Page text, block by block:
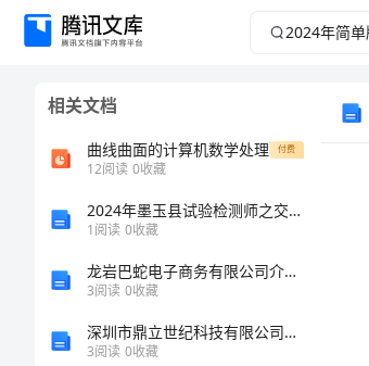
2024
相关文档
曲线曲面的计算机数学处理 付费
12阅读 0收藏
2024年墨玉县试验检测师之交通工程考试题库精品【有一套】
1阅读 0收藏
龙岩巴蛇电子商务有限公司介绍企业发展分析报告
3阅读 0收藏
深圳市鼎立世纪科技有限公司介绍企业发展分析报告
3阅读 0收藏